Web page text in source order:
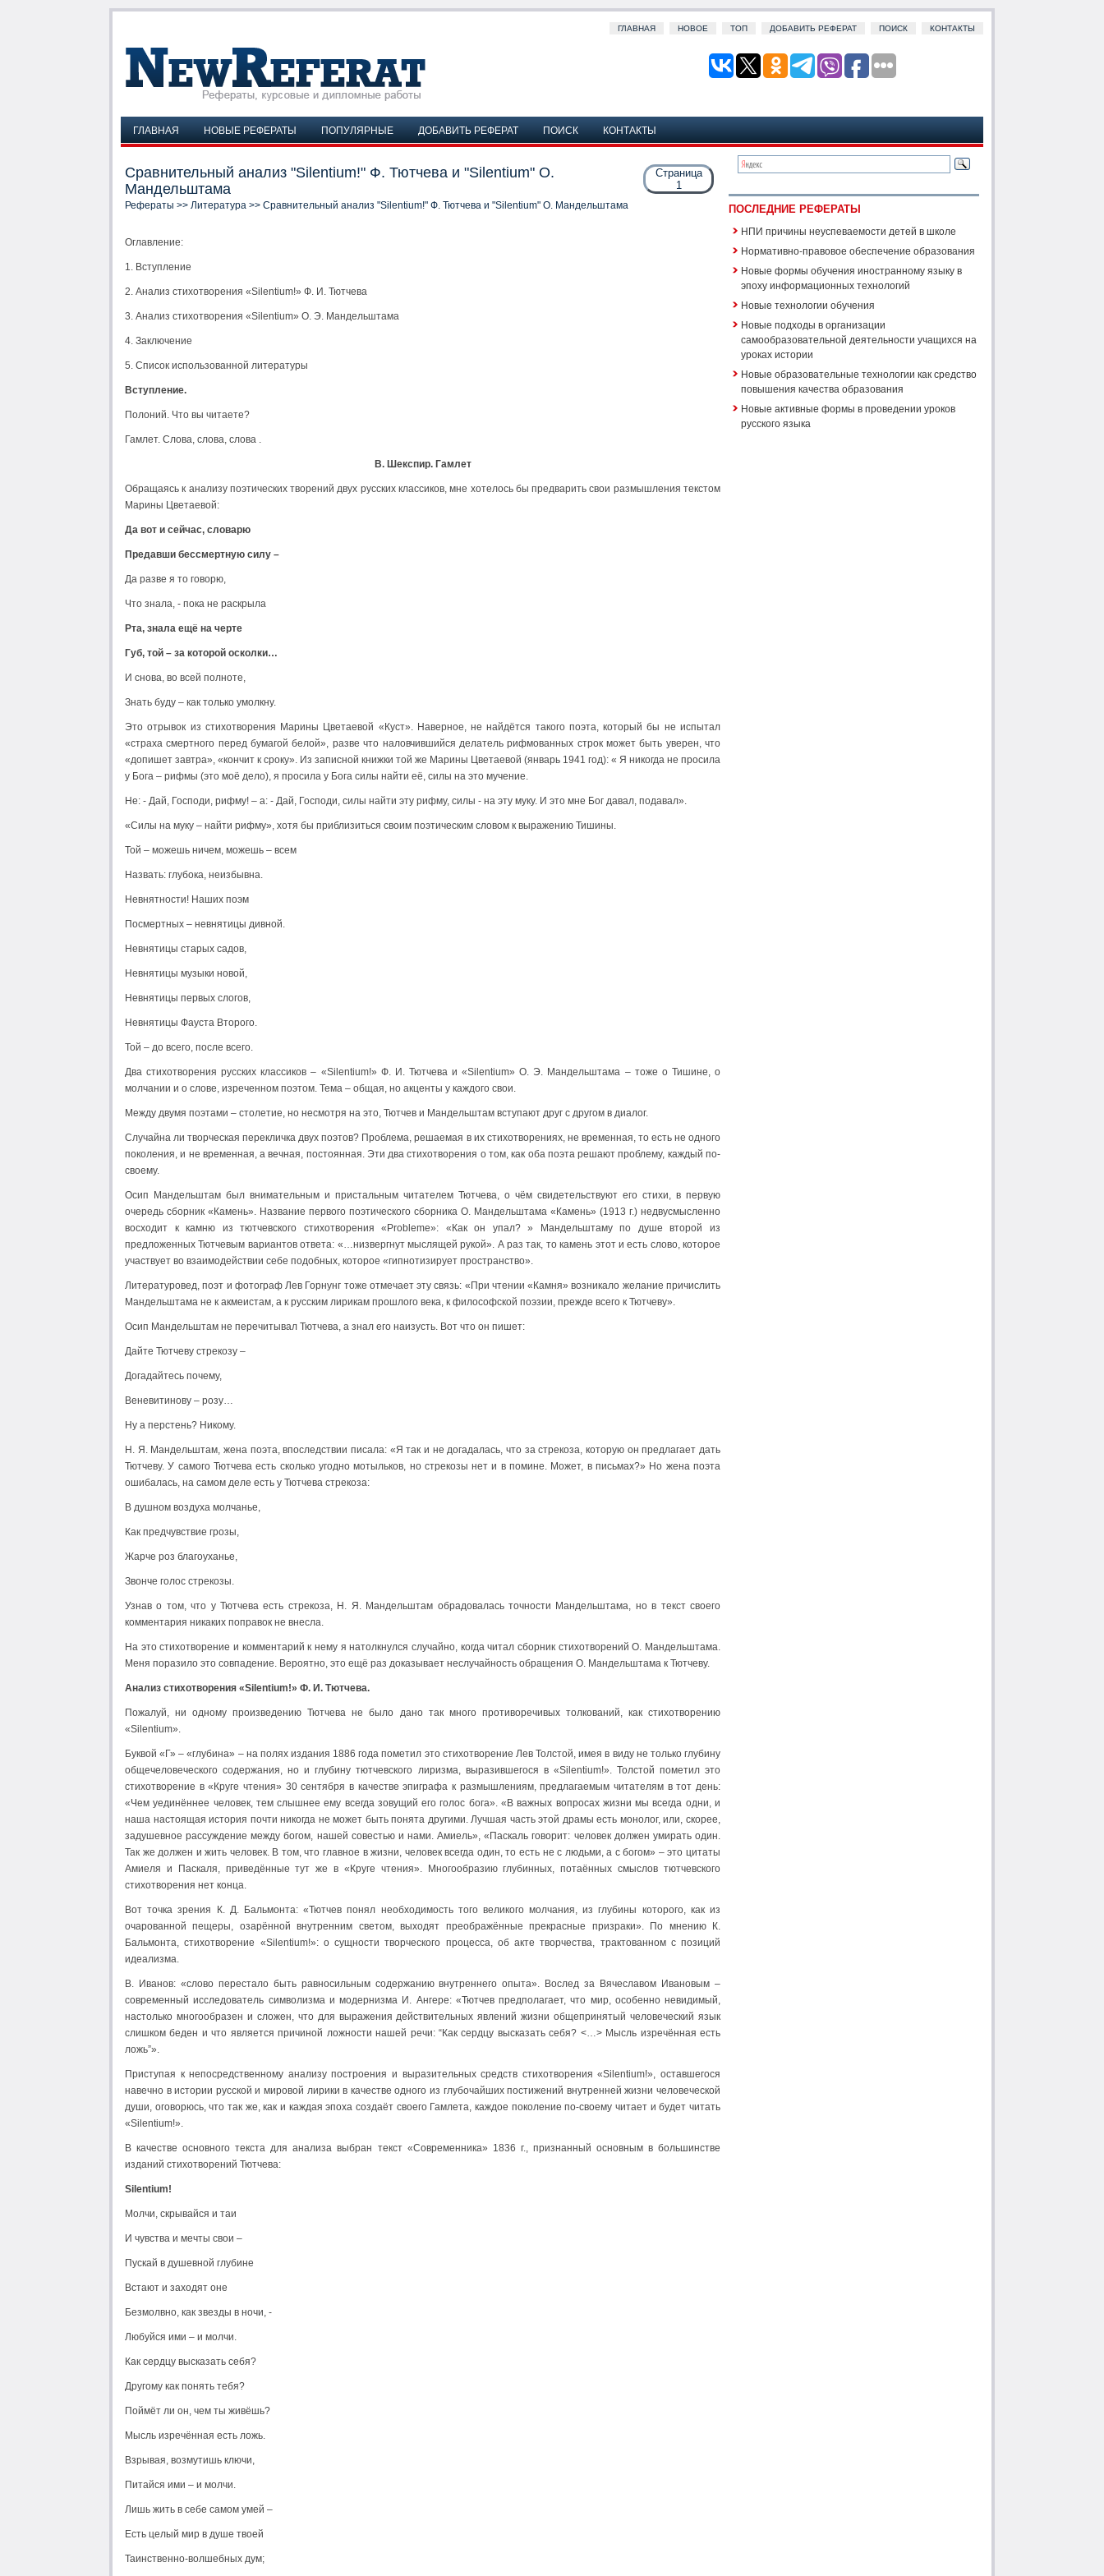
ГЛАВНАЯ НОВОЕ ТОП ДОБАВИТЬ РЕФЕРАТ ПОИСК КОНТАКТЫ
ГЛАВНАЯ НОВЫЕ РЕФЕРАТЫ ПОПУЛЯРНЫЕ ДОБАВИТЬ РЕФЕРАТ ПОИСК КОНТАКТЫ
Страница
1
Сравнительный анализ "Silentium!" Ф. Тютчева и "Silentium" О.
Мандельштама
Рефераты >> Литература >> Сравнительный анализ "Silentium!" Ф. Тютчева и "Silentium" О. Мандельштама
Оглавление:
1. Вступление
2. Анализ стихотворения «Silentium!» Ф. И. Тютчева
3. Анализ стихотворения «Silentium» О. Э. Мандельштама
4. Заключение
5. Список использованной литературы
Вступление.
Полоний. Что вы читаете?
Гамлет. Слова, слова, слова .
В. Шекспир. Гамлет
Обращаясь к анализу поэтических творений двух русских классиков, мне хотелось бы предварить свои размышления текстом
Марины Цветаевой:
Да вот и сейчас, словарю
Предавши бессмертную силу –
Да разве я то говорю,
Что знала, - пока не раскрыла
Рта, знала ещё на черте
Губ, той – за которой осколки…
И снова, во всей полноте,
Знать буду – как только умолкну.
Это отрывок из стихотворения Марины Цветаевой «Куст». Наверное, не найдётся такого поэта, который бы не испытал
«страха смертного перед бумагой белой», разве что наловчившийся делатель рифмованных строк может быть уверен, что
«допишет завтра», «кончит к сроку». Из записной книжки той же Марины Цветаевой (январь 1941 год): « Я никогда не просила
у Бога – рифмы (это моё дело), я просила у Бога силы найти её, силы на это мучение.
Не: - Дай, Господи, рифму! – а: - Дай, Господи, силы найти эту рифму, силы - на эту муку. И это мне Бог давал, подавал».
«Силы на муку – найти рифму», хотя бы приблизиться своим поэтическим словом к выражению Тишины.
Той – можешь ничем, можешь – всем
Назвать: глубока, неизбывна.
Невнятности! Наших поэм
Посмертных – невнятицы дивной.
Невнятицы старых садов,
Невнятицы музыки новой,
Невнятицы первых слогов,
Невнятицы Фауста Второго.
Той – до всего, после всего.
Два стихотворения русских классиков – «Silentium!» Ф. И. Тютчева и «Silentium» О. Э. Мандельштама – тоже о Тишине, о
молчании и о слове, изреченном поэтом. Тема – общая, но акценты у каждого свои.
Между двумя поэтами – столетие, но несмотря на это, Тютчев и Мандельштам вступают друг с другом в диалог.
Случайна ли творческая перекличка двух поэтов? Проблема, решаемая в их стихотворениях, не временная, то есть не одного
поколения, и не временная, а вечная, постоянная. Эти два стихотворения о том, как оба поэта решают проблему, каждый по-
своему.
Осип Мандельштам был внимательным и пристальным читателем Тютчева, о чём свидетельствуют его стихи, в первую
очередь сборник «Камень». Название первого поэтического сборника О. Мандельштама «Камень» (1913 г.) недвусмысленно
восходит к камню из тютчевского стихотворения «Probleme»: «Как он упал? » Мандельштаму по душе второй из
предложенных Тютчевым вариантов ответа: «…низвергнут мыслящей рукой». А раз так, то камень этот и есть слово, которое
участвует во взаимодействии себе подобных, которое «гипнотизирует пространство».
Литературовед, поэт и фотограф Лев Горнунг тоже отмечает эту связь: «При чтении «Камня» возникало желание причислить
Мандельштама не к акмеистам, а к русским лирикам прошлого века, к философской поэзии, прежде всего к Тютчеву».
Осип Мандельштам не перечитывал Тютчева, а знал его наизусть. Вот что он пишет:
Дайте Тютчеву стрекозу –
Догадайтесь почему,
Веневитинову – розу…
Ну а перстень? Никому.
Н. Я. Мандельштам, жена поэта, впоследствии писала: «Я так и не догадалась, что за стрекоза, которую он предлагает дать
Тютчеву. У самого Тютчева есть сколько угодно мотыльков, но стрекозы нет и в помине. Может, в письмах?» Но жена поэта
ошибалась, на самом деле есть у Тютчева стрекоза:
В душном воздуха молчанье,
Как предчувствие грозы,
Жарче роз благоуханье,
Звонче голос стрекозы.
Узнав о том, что у Тютчева есть стрекоза, Н. Я. Мандельштам обрадовалась точности Мандельштама, но в текст своего
комментария никаких поправок не внесла.
На это стихотворение и комментарий к нему я натолкнулся случайно, когда читал сборник стихотворений О. Мандельштама.
Меня поразило это совпадение. Вероятно, это ещё раз доказывает неслучайность обращения О. Мандельштама к Тютчеву.
Анализ стихотворения «Silentium!» Ф. И. Тютчева.
Пожалуй, ни одному произведению Тютчева не было дано так много противоречивых толкований, как стихотворению
«Silentium».
Буквой «Г» – «глубина» – на полях издания 1886 года пометил это стихотворение Лев Толстой, имея в виду не только глубину
общечеловеческого содержания, но и глубину тютчевского лиризма, выразившегося в «Silentium!». Толстой пометил это
стихотворение в «Круге чтения» 30 сентября в качестве эпиграфа к размышлениям, предлагаемым читателям в тот день:
«Чем уединённее человек, тем слышнее ему всегда зовущий его голос бога». «В важных вопросах жизни мы всегда одни, и
наша настоящая история почти никогда не может быть понята другими. Лучшая часть этой драмы есть монолог, или, скорее,
задушевное рассуждение между богом, нашей совестью и нами. Амиель», «Паскаль говорит: человек должен умирать один.
Так же должен и жить человек. В том, что главное в жизни, человек всегда один, то есть не с людьми, а с богом» – это цитаты
Амиеля и Паскаля, приведённые тут же в «Круге чтения». Многообразию глубинных, потаённых смыслов тютчевского
стихотворения нет конца.
Вот точка зрения К. Д. Бальмонта: «Тютчев понял необходимость того великого молчания, из глубины которого, как из
очарованной пещеры, озарённой внутренним светом, выходят преображённые прекрасные призраки». По мнению К.
Бальмонта, стихотворение «Silentium!»: о сущности творческого процесса, об акте творчества, трактованном с позиций
идеализма.
В. Иванов: «слово перестало быть равносильным содержанию внутреннего опыта». Вослед за Вячеславом Ивановым –
современный исследователь символизма и модернизма И. Ангере: «Тютчев предполагает, что мир, особенно невидимый,
настолько многообразен и сложен, что для выражения действительных явлений жизни общепринятый человеческий язык
слишком беден и что является причиной ложности нашей речи: “Как сердцу высказать себя? <…> Мысль изречённая есть
ложь”».
Приступая к непосредственному анализу построения и выразительных средств стихотворения «Silentium!», оставшегося
навечно в истории русской и мировой лирики в качестве одного из глубочайших постижений внутренней жизни человеческой
души, оговорюсь, что так же, как и каждая эпоха создаёт своего Гамлета, каждое поколение по-своему читает и будет читать
«Silentium!».
В качестве основного текста для анализа выбран текст «Современника» 1836 г., признанный основным в большинстве
изданий стихотворений Тютчева:
Silentium!
Молчи, скрывайся и таи
И чувства и мечты свои –
Пускай в душевной глубине
Встают и заходят оне
Безмолвно, как звезды в ночи, -
Любуйся ими – и молчи.
Как сердцу высказать себя?
Другому как понять тебя?
Поймёт ли он, чем ты живёшь?
Мысль изречённая есть ложь.
Взрывая, возмутишь ключи,
Питайся ими – и молчи.
Лишь жить в себе самом умей –
Есть целый мир в душе твоей
Таинственно-волшебных дум;
ПОСЛЕДНИЕ РЕФЕРАТЫ
НПИ причины неуспеваемости детей в школе
Нормативно-правовое обеспечение образования
Новые формы обучения иностранному языку в
эпоху информационных технологий
Новые технологии обучения
Новые подходы в организации
самообразовательной деятельности учащихся на
уроках истории
Новые образовательные технологии как средство
повышения качества образования
Новые активные формы в проведении уроков
русского языка